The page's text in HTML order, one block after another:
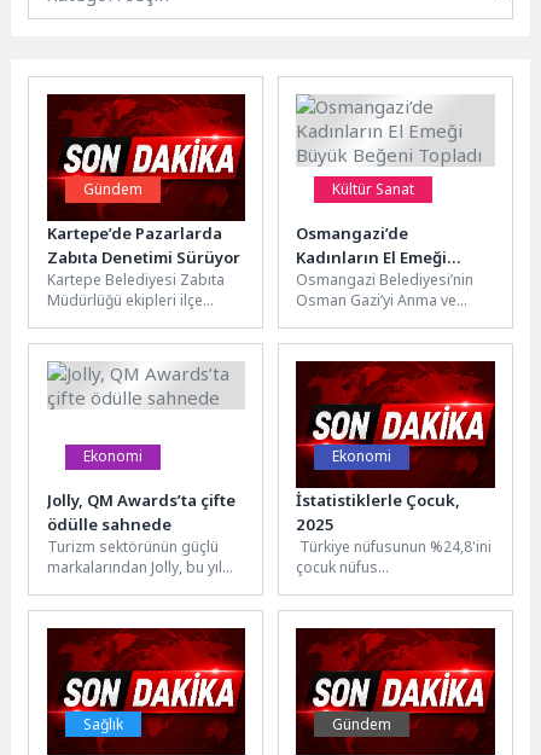
Gündem
Kartepe’de Pazarlarda
Zabıta Denetimi Sürüyor
Kartepe Belediyesi Zabıta
Müdürlüğü ekipleri ilçe
gerçekleştirdiği pazar
denetimlerini aralıksız
sürdürüyor. Ekipler,...
Kültür Sanat
Osmangazi’de
Kadınların El Emeği
Büyük Beğeni Topladı
Osmangazi Belediyesi’nin
Osman Gazi’yi Anma ve
Etkinlikleri kapsamında
kurduğu Kadın Girişimciler
Sokağı,...
Ekonomi
Jolly, QM Awards’ta çifte
ödülle sahnede
Turizm sektörünün güçlü
markalarından Jolly, bu yıl
Awards’tan iki önemli ödül
aldı....
Ekonomi
İstatistiklerle Çocuk,
2025
Türkiye nüfusunun %24,8'ini
çocuk nüfus
Nüfus Kayıt Sistemi (ADNKS)
sonuçlarına göre 31 Aralık...
Sağlık Gündem